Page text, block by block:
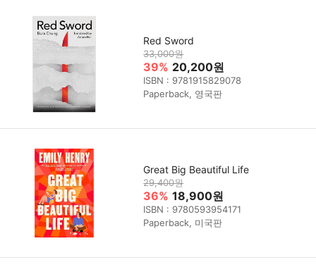
Red Sword
33,000원
39% 20,200원
ISBN : 9781915829078
Paperback, 영국판
Great Big Beautiful Life
29,400원
36% 18,900원
ISBN : 9780593954171
Paperback, 미국판